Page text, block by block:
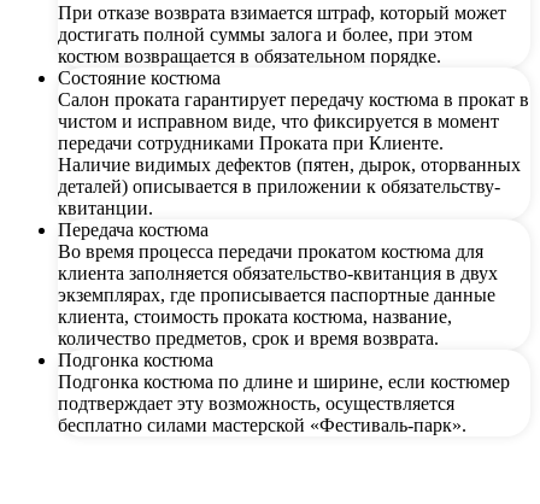
При отказе возврата взимается штраф, который может
достигать полной суммы залога и более, при этом
костюм возвращается в обязательном порядке.
Состояние костюма
Салон проката гарантирует передачу костюма в прокат в
чистом и исправном виде, что фиксируется в момент
передачи сотрудниками Проката при Клиенте.
Наличие видимых дефектов (пятен, дырок, оторванных
деталей) описывается в приложении к обязательству-
квитанции.
Передача костюма
Во время процесса передачи прокатом костюма для
клиента заполняется обязательство-квитанция в двух
экземплярах, где прописывается паспортные данные
клиента, стоимость проката костюма, название,
количество предметов, срок и время возврата.
Подгонка костюма
Подгонка костюма по длине и ширине, если костюмер
подтверждает эту возможность, осуществляется
бесплатно силами мастерской «Фестиваль-парк».